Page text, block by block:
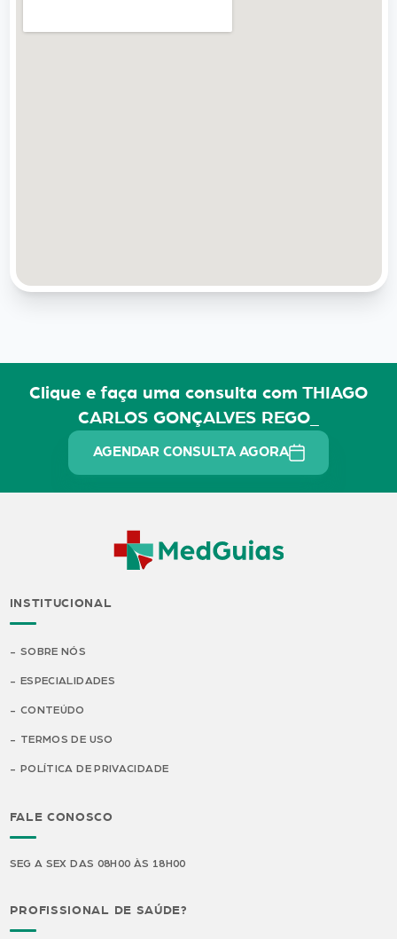
Clique e faça uma consulta com THIAGO
CARLOS GONÇALVES REGO_
AGENDAR CONSULTA AGORA
INSTITUCIONAL
SOBRE NÓS
ESPECIALIDADES
CONTEÚDO
TERMOS DE USO
POLÍTICA DE PRIVACIDADE
FALE CONOSCO
SEG A SEX DAS 08H00 ÀS 18H00
PROFISSIONAL DE SAÚDE?